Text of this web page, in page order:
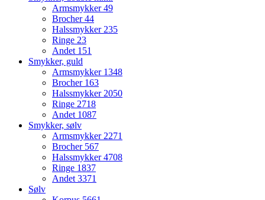
Armsmykker49
Brocher44
Halssmykker 235
Ringe 23
Andet 151
Smykker, guld
Armsmykker 1348
Brocher 163
Halssmykker 2050
Ringe 2718
Andet 1087
Smykker, sølv
Armsmykker 2271
Brocher 567
Halssmykker4708
Ringe 1837
Andet 3371
Sølv